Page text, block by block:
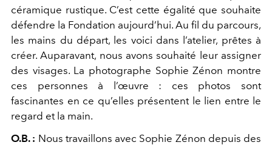
céramique rustique. C’est cette égalité que souhaite
défendre la Fondation aujourd’hui. Au fil du parcours,
les mains du départ, les voici dans l’atelier, prêtes à
créer. Auparavant, nous avons souhaité leur assigner
des visages. La photographe Sophie Zénon montre
ces personnes à l’œuvre : ces photos sont
fascinantes en ce qu’elles présentent le lien entre le
regard et la main.
O.B. : Nous travaillons avec Sophie Zénon depuis des